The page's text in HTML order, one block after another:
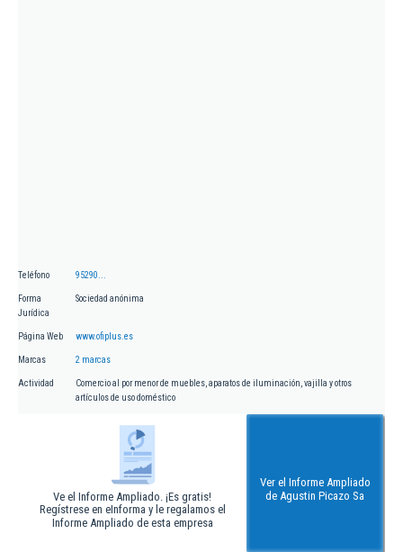
Teléfono 95290...
Forma
Jurídica
Sociedad anónima
Página Web www.ofiplus.es
Marcas 2 marcas
Actividad
Comercio al por menor de muebles, aparatos de iluminación, vajilla y otros
artículos de uso doméstico
Ve el Informe Ampliado. ¡Es gratis!
Regístrese en eInforma y le regalamos el
Informe Ampliado de esta empresa
Ver el Informe Ampliado
de Agustin Picazo Sa